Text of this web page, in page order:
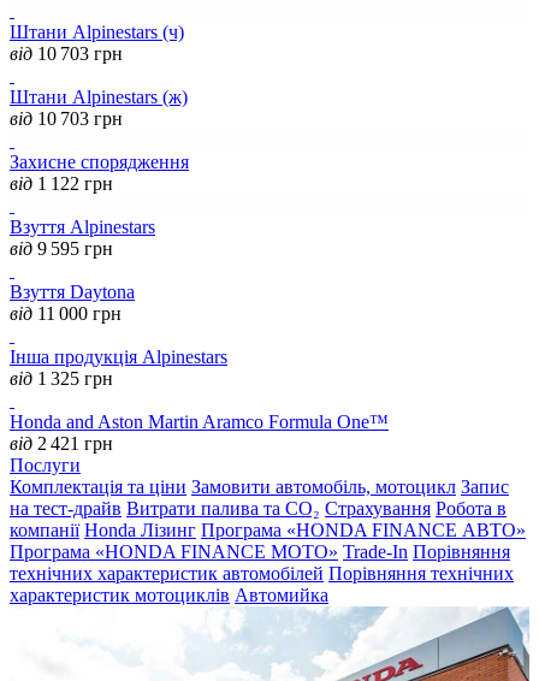
Штани Alpinestars (ч)
від 10 703 грн
Штани Alpinestars (ж)
від 10 703 грн
Захисне спорядження
від 1 122 грн
Взуття Alpinestars
від 9 595 грн
Взуття Daytona
від 11 000 грн
Інша продукція Alpinestars
від 1 325 грн
Honda and Aston Martin Aramco Formula One™
від 2 421 грн
Послуги
Комплектація та ціни Замовити автомобіль, мотоцикл Запис
на тест-драйв Витрати палива та CO₂ Страхування Робота в
компанії Honda Лізинг Програма «HONDA FINANCE АВТО»
Програма «HONDA FINANCE MOTO» Trade-In Порівняння
технічних характеристик автомобілей Порівняння технічних
характеристик мотоциклів Автомийка